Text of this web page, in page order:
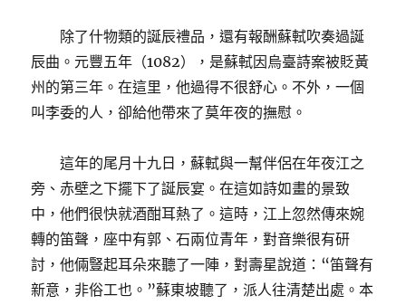
除了什物類的誕辰禮品，還有報酬蘇軾吹奏過誕
辰曲。元豐五年（1082），是蘇軾因烏臺詩案被貶黃
州的第三年。在這里，他過得不很舒心。不外，一個
叫李委的人，卻給他帶來了莫年夜的撫慰。
這年的尾月十九日，蘇軾與一幫伴侶在年夜江之
旁、赤壁之下擺下了誕辰宴。在這如詩如畫的景致
中，他們很快就酒酣耳熱了。這時，江上忽然傳來婉
轉的笛聲，座中有郭、石兩位青年，對音樂很有研
討，他倆豎起耳朵來聽了一陣，對壽星說道：“笛聲有
新意，非俗工也。”蘇東坡聽了，派人往清楚出處。本